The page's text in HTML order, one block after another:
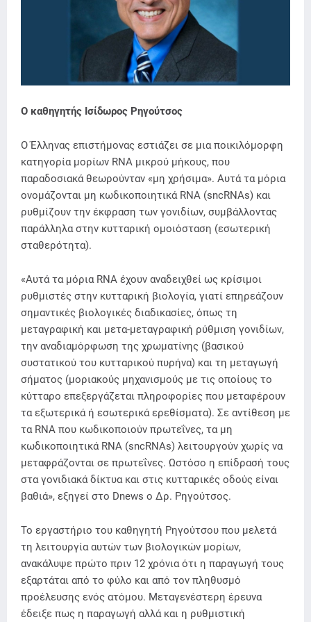
Ο καθηγητής Ισίδωρος Ρηγούτσος
Ο Έλληνας επιστήμονας εστιάζει σε μια ποικιλόμορφη
κατηγορία μορίων RNA μικρού μήκους, που
παραδοσιακά θεωρούνταν «μη χρήσιμα». Αυτά τα μόρια
ονομάζονται μη κωδικοποιητικά RNA (sncRNAs) και
ρυθμίζουν την έκφραση των γονιδίων, συμβάλλοντας
παράλληλα στην κυτταρική ομοιόσταση (εσωτερική
σταθερότητα).
«Αυτά τα μόρια RNA έχουν αναδειχθεί ως κρίσιμοι
ρυθμιστές στην κυτταρική βιολογία, γιατί επηρεάζουν
σημαντικές βιολογικές διαδικασίες, όπως τη
μεταγραφική και μετα-μεταγραφική ρύθμιση γονιδίων,
την αναδιαμόρφωση της χρωματίνης (βασικού
συστατικού του κυτταρικού πυρήνα) και τη μεταγωγή
σήματος (μοριακούς μηχανισμούς με τις οποίους το
κύτταρο επεξεργάζεται πληροφορίες που μεταφέρουν
τα εξωτερικά ή εσωτερικά ερεθίσματα). Σε αντίθεση με
τα RNA που κωδικοποιούν πρωτεΐνες, τα μη
κωδικοποιητικά RNA (sncRNAs) λειτουργούν χωρίς να
μεταφράζονται σε πρωτεΐνες. Ωστόσο η επίδρασή τους
στα γονιδιακά δίκτυα και στις κυτταρικές οδούς είναι
βαθιά», εξηγεί στο Dnews ο Δρ. Ρηγούτσος.
Το εργαστήριο του καθηγητή Ρηγούτσου που μελετά
τη λειτουργία αυτών των βιολογικών μορίων,
ανακάλυψε πρώτο πριν 12 χρόνια ότι η παραγωγή τους
εξαρτάται από το φύλο και από τον πληθυσμό
προέλευσης ενός ατόμου. Μεταγενέστερη έρευνα
έδειξε πως η παραγωγή αλλά και η ρυθμιστική